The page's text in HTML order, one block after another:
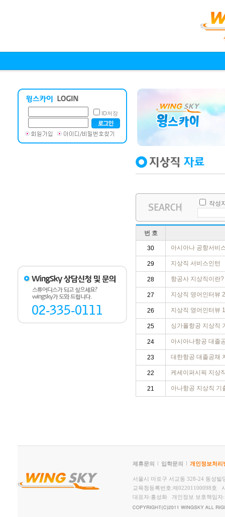
ID저장
작성
번 호
30 아시아나 공항서비
29 지상직 서비스인턴
28 항공사 지상직이란?
27 지상직 영어인터뷰
26 지상직 영어인터뷰
25 싱가폴항공 지상직
24 아시아나항공 대졸
23 대한항공 대졸공채
22 케세이퍼시픽 지상
21 아나항공 지상직 기
제휴문의 입학문의 개인정보처리
서울시 마포구 서교동 328-24 동성
교육청등록번호:제02201100098호
대표자:홍성화 개인정보 보호책임자